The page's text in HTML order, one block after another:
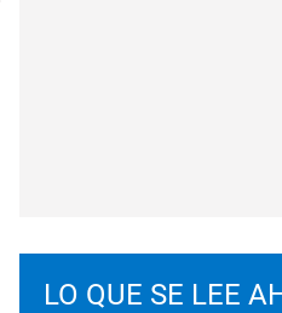
LO QUE SE LEE